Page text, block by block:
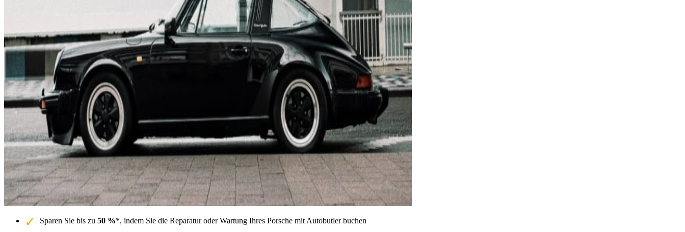
Sparen Sie bis zu 50 %*, indem Sie die Reparatur oder Wartung Ihres Porsche mit Autobutler buchen